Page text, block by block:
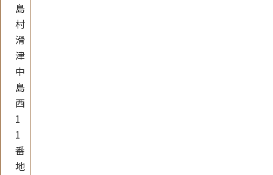
島
村
滑
津
中
島
西
1
1
番
地